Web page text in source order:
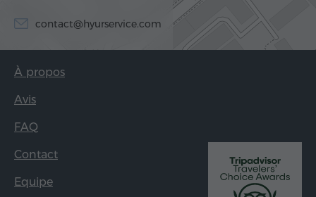
contact@hyurservice.com
À propos
Avis
FAQ
Contact
Equipe